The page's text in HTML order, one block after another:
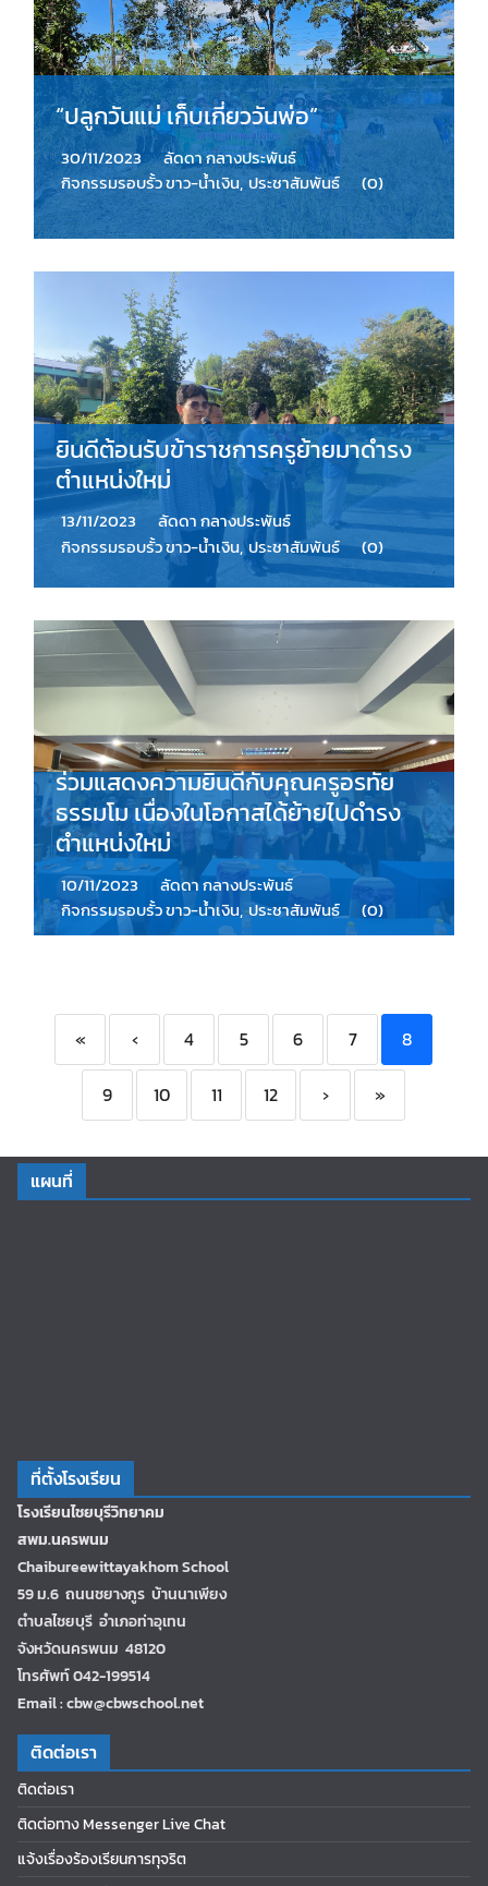
“ปลูกวันแม่ เก็บเกี่ยววันพ่อ”
30/11/2023
ลัดดา กลางประพันธ์
กิจกรรมรอบรั้ว ขาว-น้ำเงิน, ประชาสัมพันธ์ (0)
ยินดีต้อนรับข้าราชการครูย้ายมาดำรง
ตำแหน่งใหม่
13/11/2023
ลัดดา กลางประพันธ์
กิจกรรมรอบรั้ว ขาว-น้ำเงิน, ประชาสัมพันธ์ (0)
ร่วมแสดงความยินดีกับคุณครูอรทัย
ธรรมโม เนื่องในโอกาสได้ย้ายไปดำรง
ตำแหน่งใหม่
10/11/2023
ลัดดา กลางประพันธ์
กิจกรรมรอบรั้ว ขาว-น้ำเงิน, ประชาสัมพันธ์ (0)
« ‹ 4 5 6 7 8
9 10 11 12 › »
แผนที่
ที่ตั้งโรงเรียน
โรงเรียนไชยบุรีวิทยาคม
สพม.นครพนม
Chaibureewittayakhom School
59 ม.6 ถนนชยางกูร บ้านนาเพียง
ตำบลไชยบุรี อำเภอท่าอุเทน
จังหวัดนครพนม 48120
โทรศัพท์ 042-199514
Email : cbw@cbwschool.net
ติดต่อเรา
ติดต่อเรา
ติดต่อทาง Messenger Live Chat
แจ้งเรื่องร้องเรียนการทุจริต